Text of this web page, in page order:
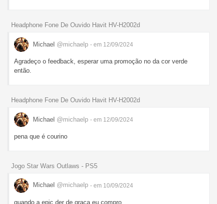
Headphone Fone De Ouvido Havit HV-H2002d
Michael @michaelp - em 12/09/2024
Agradeço o feedback, esperar uma promoção no da cor verde
então.
Headphone Fone De Ouvido Havit HV-H2002d
Michael @michaelp - em 12/09/2024
pena que é courino
Jogo Star Wars Outlaws - PS5
Michael @michaelp - em 10/09/2024
quando a epic der de graça eu compro